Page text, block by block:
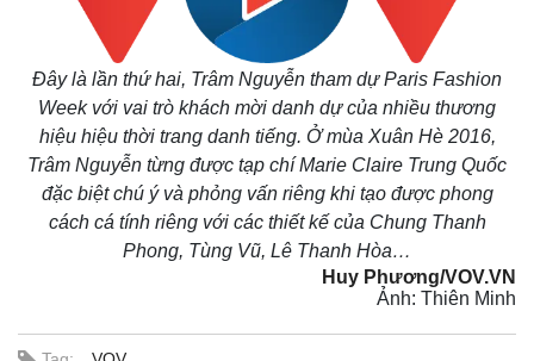
Đây là lần thứ hai, Trâm Nguyễn tham dự Paris Fashion
Week với vai trò khách mời danh dự của nhiều thương
hiệu hiệu thời trang danh tiếng. Ở mùa Xuân Hè 2016,
Trâm Nguyễn từng được tạp chí Marie Claire Trung Quốc
đặc biệt chú ý và phỏng vấn riêng khi tạo được phong
cách cá tính riêng với các thiết kế của Chung Thanh
Phong, Tùng Vũ, Lê Thanh Hòa…
Huy Phương/VOV.VN
Ảnh: Thiên Minh